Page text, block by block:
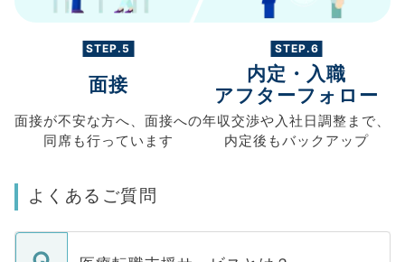
STEP.5
面接
面接が不安な方へ、 面接への
同席も行っています
STEP.6
内定・入職
アフターフォロー
年収交渉や入社日調整まで、
内定後もバックアップ
よくあるご質問